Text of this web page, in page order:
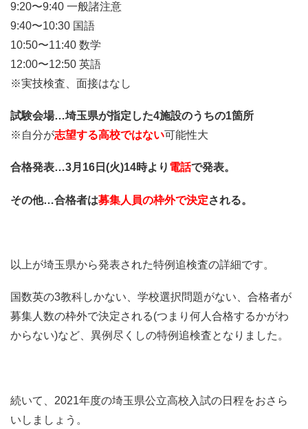
9:20〜9:40 一般諸注意
9:40〜10:30 国語
10:50〜11:40 数学
12:00〜12:50 英語
※実技検査、面接はなし
試験会場…埼玉県が指定した4施設のうちの1箇所
※自分が志望する高校ではない可能性大
合格発表…3月16日(火)14時より 電話で発表。
その他…合格者は募集人員の枠外で決定される。
以上が埼玉県から発表された特例追検査の詳細です。
国数英の3教科しかない、学校選択問題がない、合格者が
募集人数の枠外で決定される(つまり何人合格するかがわ
からない)など、異例尽くしの特例追検査となりました。
続いて、2021年度の埼玉県公立高校入試の日程をおさら
いしましょう。